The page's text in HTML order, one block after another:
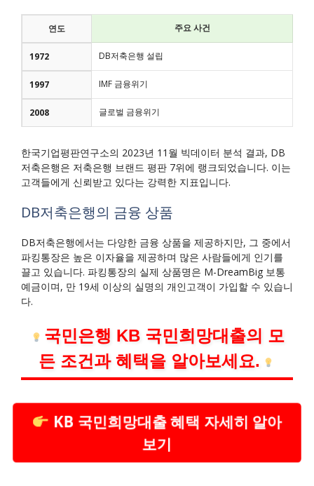
연도 주요 사건
1972 DB저축은행 설립
1997 IMF 금융위기
2008 글로벌 금융위기
한국기업평판연구소의 2023년 11월 빅데이터 분석 결과, DB
저축은행은 저축은행 브랜드 평판 7위에 랭크되었습니다. 이는
고객들에게 신뢰받고 있다는 강력한 지표입니다.
DB저축은행의 금융 상품
DB저축은행에서는 다양한 금융 상품을 제공하지만, 그 중에서
파킹통장은 높은 이자율을 제공하며 많은 사람들에게 인기를
끌고 있습니다. 파킹통장의 실제 상품명은 M-DreamBig 보통
예금이며, 만 19세 이상의 실명의 개인고객이 가입할 수 있습니
다.
국민은행 KB 국민희망대출의 모
든 조건과 혜택을 알아보세요.
KB 국민희망대출 혜택 자세히 알아
보기